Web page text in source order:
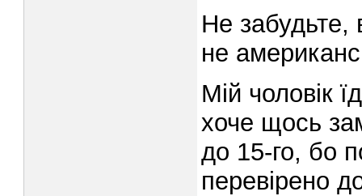
Не забудьте,
не
Мій чоловік
хоче щось
до 15-го, бо
перевірено